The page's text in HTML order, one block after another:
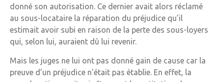
donné son autorisation. Ce dernier avait alors réclamé
au sous-locataire la réparation du préjudice qu’il
estimait avoir subi en raison de la perte des sous-loyers
qui, selon lui, auraient dû lui revenir.
Mais les juges ne lui ont pas donné gain de cause car la
preuve d’un préjudice n’était pas établie. En effet, la